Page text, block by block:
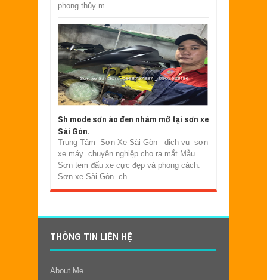
phong thủy m...
Sh mode sơn áo đen nhám mờ tại sơn xe
Sài Gòn.
Trung Tâm Sơn Xe Sài Gòn dịch vụ sơn
xe máy chuyên nghiệp cho ra mắt Mẫu
Sơn tem đấu xe cực đẹp và phong cách.
Sơn xe Sài Gòn ch...
THÔNG TIN LIÊN HỆ
About Me